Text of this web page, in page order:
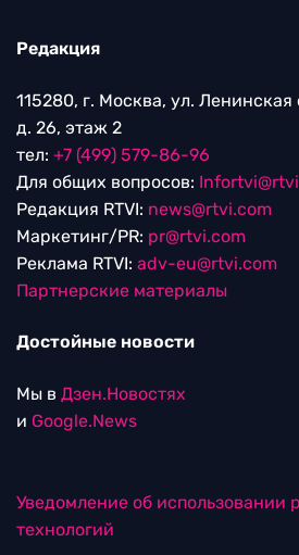
Редакция
115280, г. Москва, ул. Ленинская
д. 26, этаж 2
тел: +7 (499) 579-86-96
Для общих вопросов:
Редакция RTVI: news@rtvi.com
Маркетинг/PR: pr@rtvi.com
Реклама RTVI: adv-eu@rtvi.com
Партнерские материалы
Достойные новости
Мы в Дзен.Новостях
и Google.News
Уведомление об использовании
технологий